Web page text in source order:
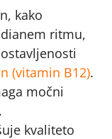
kako
ritmu,
(vitamin B12).
močni
kvaliteto